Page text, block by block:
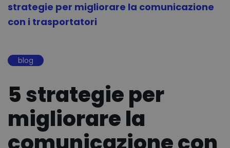
strategie per migliorare la comunicazione
con i trasportatori
blog
5 strategie per
migliorare la